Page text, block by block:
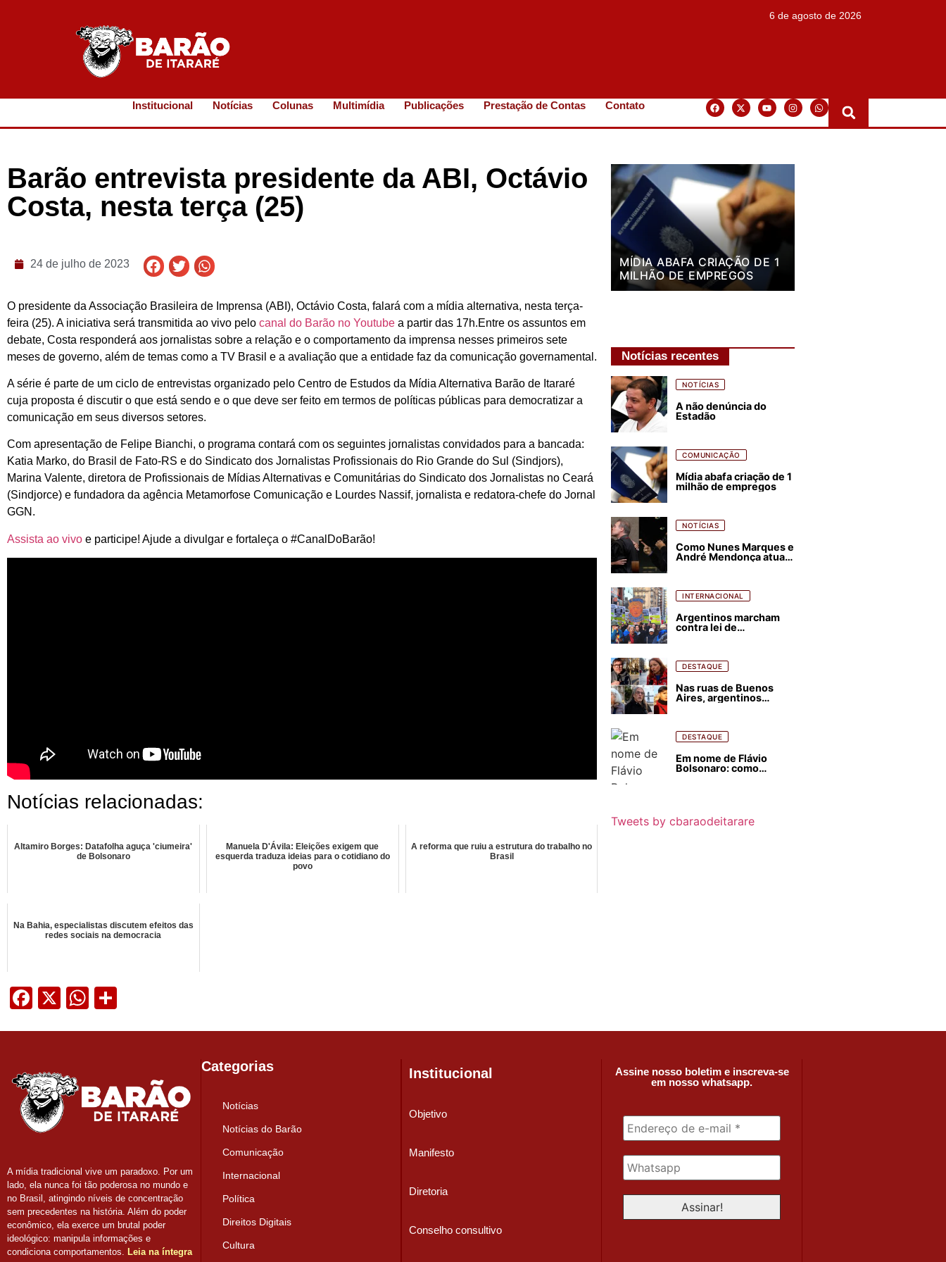
6 de agosto de 2026
Institucional Notícias Colunas Multimídia Publicações Prestação de Contas Contato
Barão entrevista presidente da ABI, Octávio
Costa, nesta terça (25)
24 de julho de 2023
O presidente da Associação Brasileira de Imprensa (ABI), Octávio Costa, falará com a mídia alternativa, nesta terça-
feira (25). A iniciativa será transmitida ao vivo pelo canal do Barão no Youtube a partir das 17h.Entre os assuntos em
debate, Costa responderá aos jornalistas sobre a relação e o comportamento da imprensa nesses primeiros sete
meses de governo, além de temas como a TV Brasil e a avaliação que a entidade faz da comunicação governamental.
A série é parte de um ciclo de entrevistas organizado pelo Centro de Estudos da Mídia Alternativa Barão de Itararé
cuja proposta é discutir o que está sendo e o que deve ser feito em termos de políticas públicas para democratizar a
comunicação em seus diversos setores.
Com apresentação de Felipe Bianchi, o programa contará com os seguintes jornalistas convidados para a bancada:
Katia Marko, do Brasil de Fato-RS e do Sindicato dos Jornalistas Profissionais do Rio Grande do Sul (Sindjors),
Marina Valente, diretora de Profissionais de Mídias Alternativas e Comunitárias do Sindicato dos Jornalistas no Ceará
(Sindjorce) e fundadora da agência Metamorfose Comunicação e Lourdes Nassif, jornalista e redatora-chefe do Jornal
GGN.
Assista ao vivo e participe! Ajude a divulgar e fortaleça o #CanalDoBarão!
Notícias relacionadas:
Altamiro Borges: Datafolha aguça 'ciumeira'
de Bolsonaro
Manuela D'Ávila: Eleições exigem que
esquerda traduza ideias para o cotidiano do
povo
A reforma que ruiu a estrutura do trabalho no
Brasil
Na Bahia, especialistas discutem efeitos das
redes sociais na democracia
Facebook
X WhatsApp
MÍDIA ABAFA CRIAÇÃO DE 1
MILHÃO DE EMPREGOS
Notícias recentes
NOTÍCIAS
A não denúncia do
Estadão
COMUNICAÇÃO
Mídia abafa criação de 1
milhão de empregos
NOTÍCIAS
Como Nunes Marques e
André Mendonça atuam
INTERNACIONAL
Argentinos marcham
contra lei de
florestais
DESTAQUE
Nas ruas de Buenos
Aires, argentinos
DESTAQUE
Em nome de Flávio
Bolsonaro: como
Tweets by cbaraodeitarare
A mídia tradicional vive um paradoxo. Por um
lado, ela nunca foi tão poderosa no mundo e
no Brasil, atingindo níveis de concentração
sem precedentes na história. Além do poder
econômico, ela exerce um brutal poder
ideológico: manipula informações e
condiciona comportamentos.
Leia na íntegra
Categorias
Notícias
Notícias do Barão
Comunicação
Internacional
Política
Direitos Digitais
Cultura
Institucional
Objetivo
Manifesto
Diretoria
Conselho consultivo
Assine nosso boletim e inscreva-se
em nosso whatsapp.